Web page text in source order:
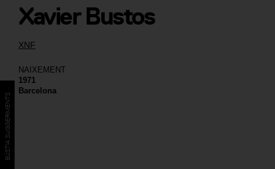
XNF
NAIXEMENT
1971
Barcelona
Xavier Bustos
BÚSTIA SUGGERIMENTS